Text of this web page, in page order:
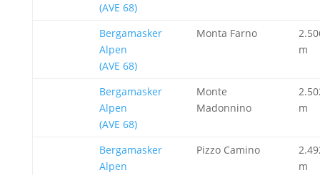
(AVE 68)
Bergamasker
Alpen
(AVE 68)
Monta Farno
m
Bergamasker
Alpen
(AVE 68)
Monte
Madonnino
m
Bergamasker
Alpen
Pizzo Camino
m